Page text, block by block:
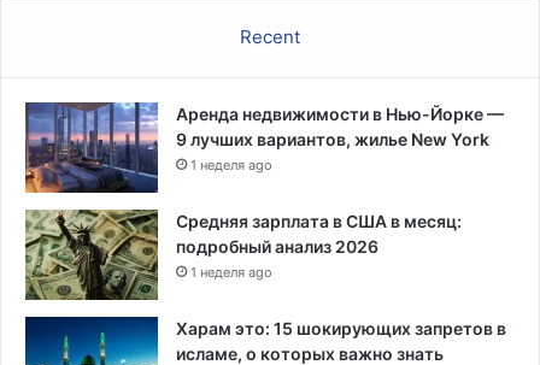
Recent
Аренда недвижимости в Нью-Йорке —
9 лучших вариантов, жилье New York
1 неделя ago
Средняя зарплата в США в месяц:
подробный анализ 2026
1 неделя ago
Харам это: 15 шокирующих запретов в
исламе, о которых важно знать